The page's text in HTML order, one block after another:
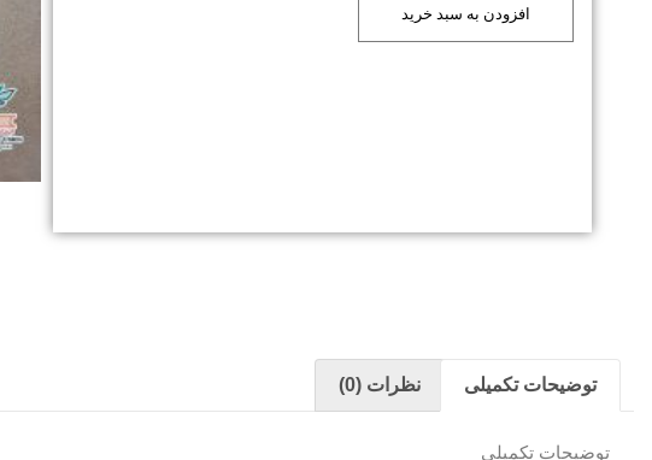
افزودن به سبد خرید
توضیحات تکمیلی نظرات (0)
توضیحات تکمیلی